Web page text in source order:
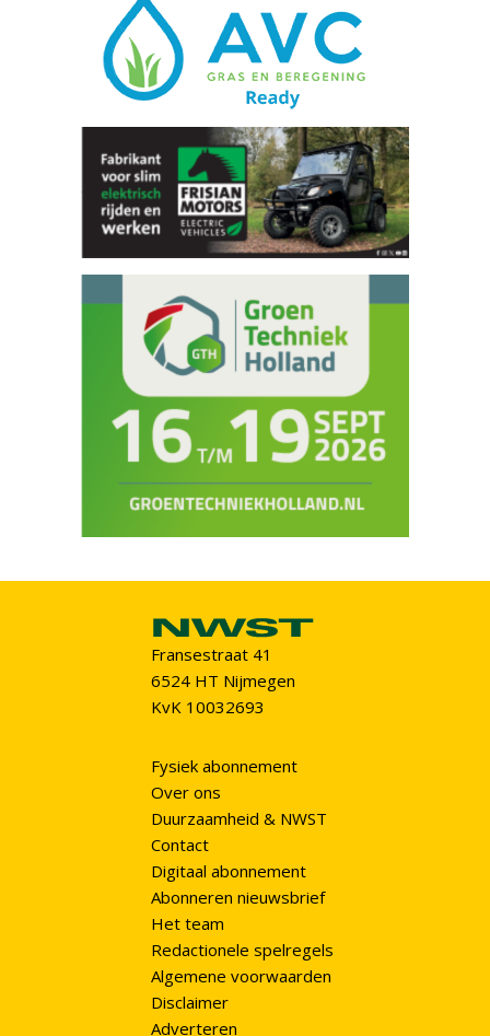
Fransestraat 41
6524 HT Nijmegen
KvK 10032693
Fysiek abonnement
Over ons
Duurzaamheid & NWST
Contact
Digitaal abonnement
Abonneren nieuwsbrief
Het team
Redactionele spelregels
Algemene voorwaarden
Disclaimer
Adverteren